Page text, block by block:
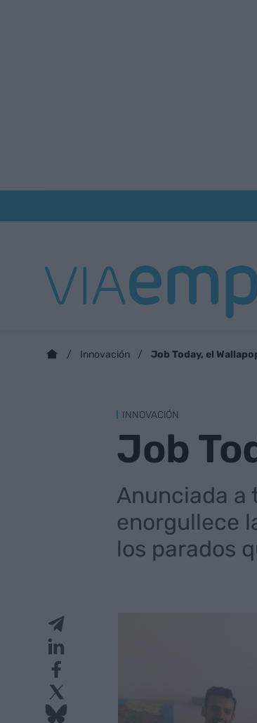
Innovación Job Today, el
INNOVACIÓN
Job
Anunciada a
enorgullece
los parados